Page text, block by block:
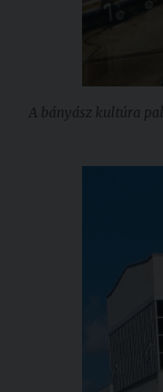
A bányász kultúra